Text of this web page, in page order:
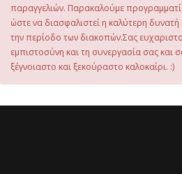
παραγγελιών. Παρακαλούμε
ώστε να διασφαλιστεί η καλύτερη
την περίοδο των διακοπών.Σας
εμπιστοσύνη και τη συνεργασία σας και
ξέγνοιαστο και ξεκούραστο καλοκαίρι. :)